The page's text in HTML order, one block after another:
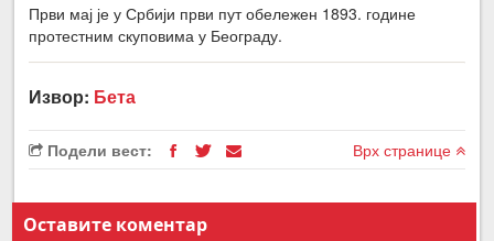
Први мај је у Србији први пут обележен 1893. године
протестним скуповима у Београду.
Извор: Бета
Подели вест: Врх странице
Оставите коментар